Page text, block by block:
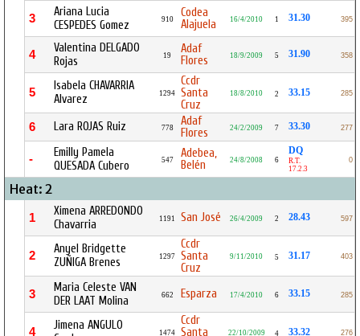
3
Ariana Lucia
CESPEDES Gomez
910
Codea
Alajuela
16/4/2010 1 31.30 395
4
Valentina DELGADO
Rojas
19
Adaf
Flores
18/9/2009 5 31.90 358
5
Isabela CHAVARRIA
Alvarez
1294
Ccdr
Santa
Cruz
18/8/2010 2 33.15 285
6 Lara ROJAS Ruiz 778
Adaf
Flores
24/2/2009 7 33.30 277
-
Emilly Pamela
QUESADA Cubero
547
Adebea,
Belén
24/8/2008 6
DQ
R.T.
17.2.3
0
Heat: 2
1
Ximena ARREDONDO
Chavarria
1191 San José 26/4/2009 2 28.43 597
2
Anyel Bridgette
ZUÑIGA Brenes
1297
Ccdr
Santa
Cruz
9/11/2010 5 31.17 403
3
Maria Celeste VAN
DER LAAT Molina
662 Esparza 17/4/2010 6 33.15 285
4
Jimena ANGULO
1474
Ccdr
Santa
22/10/2009 4 33.32 276